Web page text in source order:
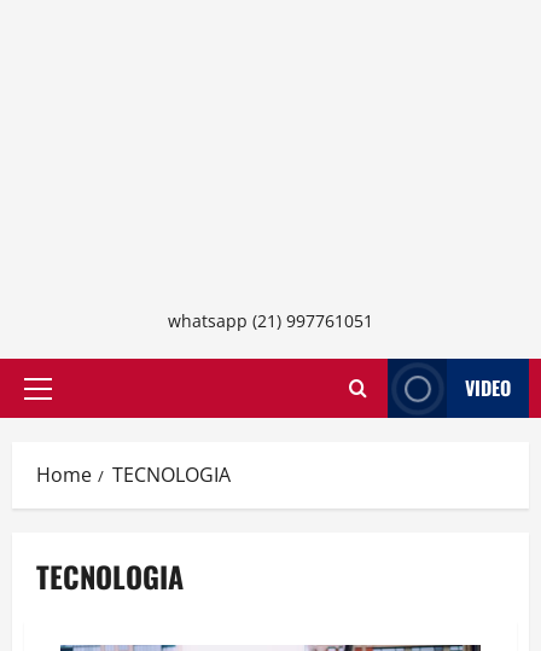
whatsapp (21) 997761051
Primary
VIDEO
Home TECNOLOGIA
TECNOLOGIA